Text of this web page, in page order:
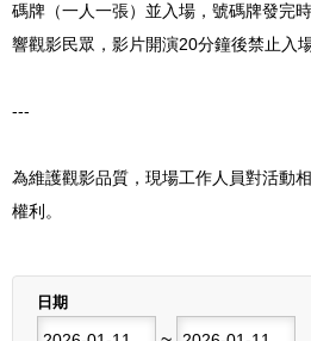
碼牌（一人一張）並入場，號碼牌發完
響觀影民眾，影片開演20分鐘後禁止入場
---
為維護觀影品質，現場工作人員對活動
權利。
日期